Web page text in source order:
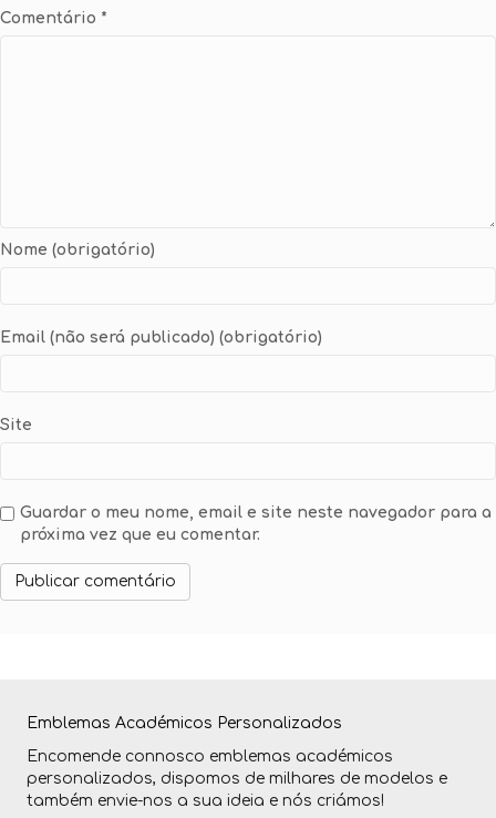
Comentário *
Nome (obrigatório)
Email (não será publicado) (obrigatório)
Site
Guardar o meu nome, email e site neste navegador para a
próxima vez que eu comentar.
Emblemas Académicos Personalizados
Encomende connosco emblemas académicos
personalizados, dispomos de milhares de modelos e
também envie-nos a sua ideia e nós criámos!